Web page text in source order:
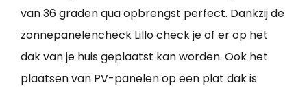
van 36 graden qua opbrengst perfect. Dankzij de
zonnepanelencheck Lillo check je of er op het
dak van je huis geplaatst kan worden. Ook het
plaatsen van PV-panelen op een plat dak is